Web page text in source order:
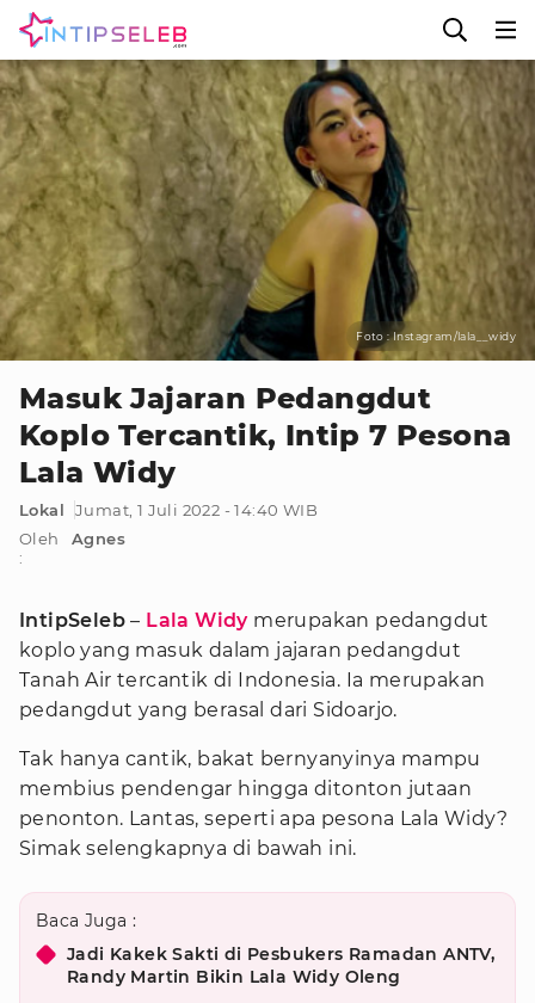
Foto : Instagram/lala__widy
Masuk Jajaran Pedangdut
Koplo Tercantik, Intip 7 Pesona
Lala Widy
Lokal
Jumat, 1 Juli 2022 - 14:40 WIB
Oleh
:
Agnes
IntipSeleb – Lala Widymerupakan pedangdut
koplo yang masuk dalam jajaran pedangdut
Tanah Air tercantik di Indonesia. Ia merupakan
pedangdut yang berasal dari Sidoarjo.
Tak hanya cantik, bakat bernyanyinya mampu
membius pendengar hingga ditonton jutaan
penonton. Lantas, seperti apa pesona Lala Widy?
Simak selengkapnya di bawah ini.
Baca Juga :
Jadi Kakek Sakti di Pesbukers Ramadan ANTV,
Randy Martin Bikin Lala Widy Oleng